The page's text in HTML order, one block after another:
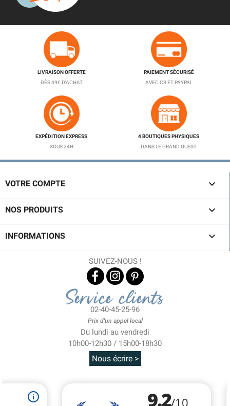
LIVRAISON OFFERTE
DÈS 49€ D'ACHAT
PAIEMENT SÉCURISÉ
AVEC CB ET PAYPAL
EXPÉDITION EXPRESS
SOUS 24H
4 BOUTIQUES PHYSIQUES
DANS LE GRAND OUEST
VOTRE COMPTE 
NOS PRODUITS 
INFORMATIONS 
SUIVEZ-NOUS !
Service clients
02-40-45-25-96
Prix d'un appel local
Du lundi au vendredi
10h00-12h30 / 15h00-18h30
Nous écrire >